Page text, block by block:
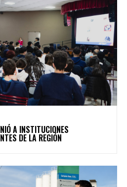
A INSTITUCIONES
DE LA REGIÓN